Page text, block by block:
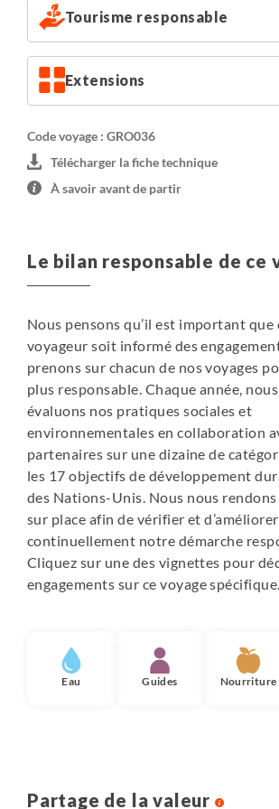
Tourisme responsable
Extensions
Code voyage : GRO036
Télécharger la fiche technique
À savoir avant de partir
Le bilan responsable de ce
Nous pensons qu’il est important que
voyageur soit informé des
prenons sur chacun de nos voyages
plus responsable. Chaque année,
évaluons nos pratiques sociales et
environnementales en collaboration
partenaires sur une dizaine de
les 17 objectifs de développement
des Nations-Unis. Nous nous
sur place afin de vérifier et d’améliorer
continuellement notre démarche
Cliquez sur une des vignettes pour
engagements sur ce voyage spécifique.
Eau Guides Nourriture
Partage de la valeur